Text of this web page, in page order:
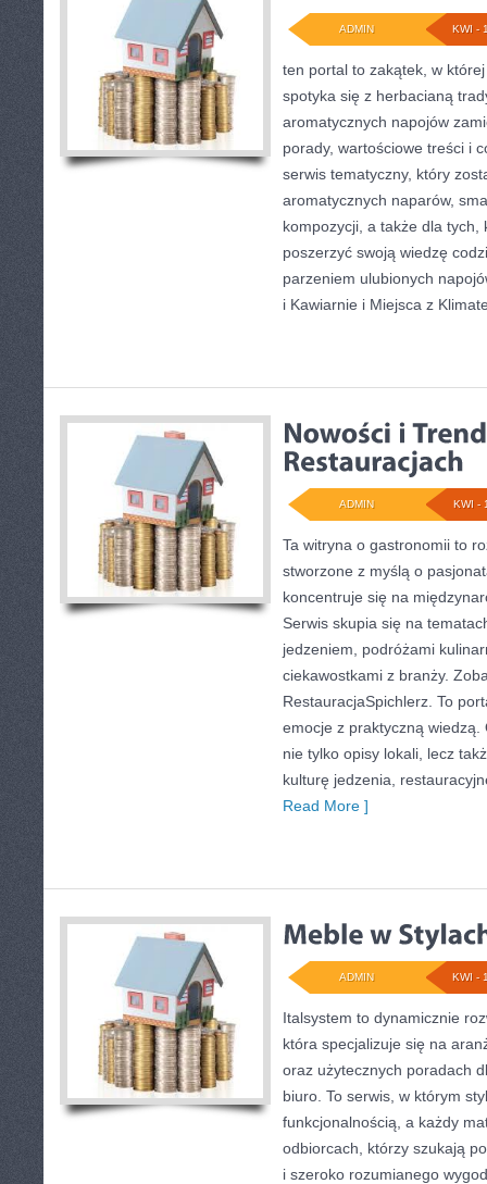
KWI -
ADMIN
ten portal to zakątek, w
spotyka się z herbacianą
aromatycznych napojów
porady, wartościowe treści i
serwis tematyczny, który
aromatycznych naparów,
kompozycji, a także dla tych,
poszerzyć swoją wiedzę
parzeniem ulubionych
i Kawiarnie i Miejsca z
KWI -
ADMIN
Ta witryna o gastronomii to
stworzone z myślą o
koncentruje się na
Serwis skupia się na
jedzeniem, podróżami
ciekawostkami z branży.
RestauracjaSpichlerz. To
emocje z praktyczną
nie tylko opisy lokali, lecz
kulturę jedzenia,
Read More ]
KWI -
ADMIN
Italsystem to dynamicznie
która specjalizuje się na
oraz użytecznych poradach
biuro. To serwis, w którym
funkcjonalnością, a każdy
odbiorcach, którzy szukają
i szeroko rozumianego